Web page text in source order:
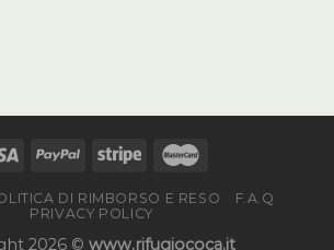
DI RIMBORSO E RESO
F.A.Q
PRIVACY POLICY
2026 © www.rifugiococa.it